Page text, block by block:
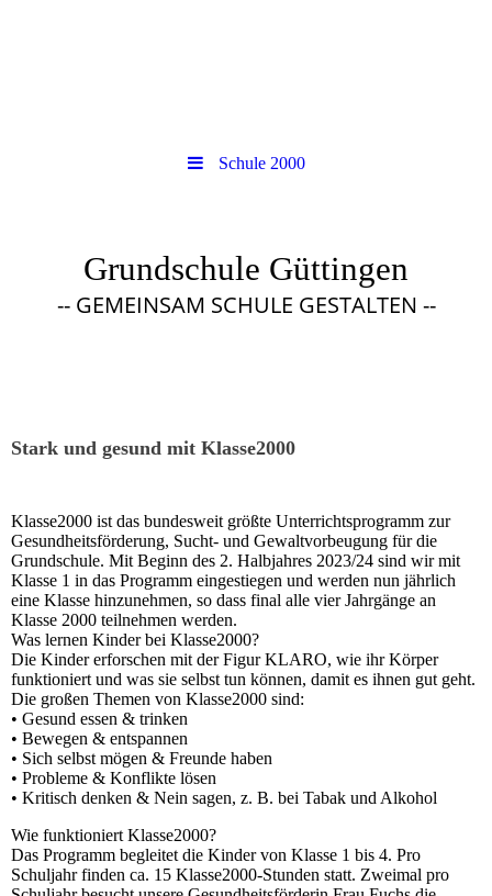
Schule 2000
Grundschule Güttingen
-- GEMEINSAM SCHULE GESTALTEN --
Stark und gesund mit Klasse2000
Klasse2000 ist das bundesweit größte Unterrichtsprogramm zur
Gesundheitsförderung, Sucht- und Gewaltvorbeugung für die
Grundschule. Mit Beginn des 2. Halbjahres 2023/24 sind wir mit
Klasse 1 in das Programm eingestiegen und werden nun jährlich
eine Klasse hinzunehmen, so dass final alle vier Jahrgänge an
Klasse 2000 teilnehmen werden.
Was lernen Kinder bei Klasse2000?
Die Kinder erforschen mit der Figur KLARO, wie ihr Körper
funktioniert und was sie selbst tun können, damit es ihnen gut geht.
Die großen Themen von Klasse2000 sind:
• Gesund essen & trinken
• Bewegen & entspannen
• Sich selbst mögen & Freunde haben
• Probleme & Konflikte lösen
• Kritisch denken & Nein sagen, z. B. bei Tabak und Alkohol
Wie funktioniert Klasse2000?
Das Programm begleitet die Kinder von Klasse 1 bis 4. Pro
Schuljahr finden ca. 15 Klasse2000-Stunden statt. Zweimal pro